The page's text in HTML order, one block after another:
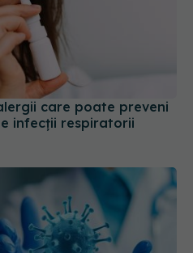
care poate preveni
infecții respiratorii